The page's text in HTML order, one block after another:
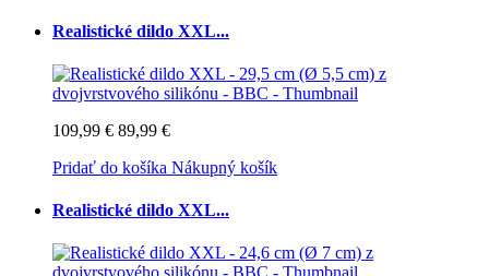
Realistické dildo XXL...
109,99 € 89,99 €
Pridať do košíka Nákupný košík
Realistické dildo XXL...